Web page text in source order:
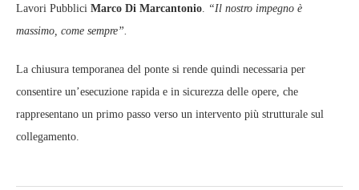
Lavori Pubblici Marco Di Marcantonio. “Il nostro impegno è
massimo, come sempre”.
La chiusura temporanea del ponte si rende quindi necessaria per
consentire un’esecuzione rapida e in sicurezza delle opere, che
rappresentano un primo passo verso un intervento più strutturale sul
collegamento.